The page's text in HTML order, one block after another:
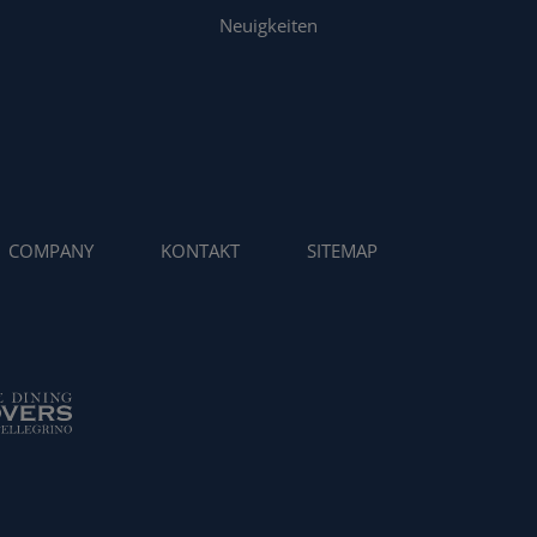
Neuigkeiten
COMPANY KONTAKT SITEMAP